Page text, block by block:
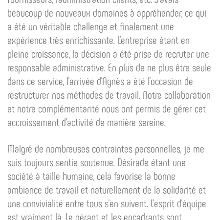
beaucoup de nouveaux domaines à appréhender, ce qui
a été un véritable challenge et finalement une
expérience très enrichissante. L’entreprise étant en
pleine croissance, la décision a été prise de recruter une
responsable administrative. En plus de ne plus être seule
dans ce service, l’arrivée d’Agnès a été l’occasion de
restructurer nos méthodes de travail. Notre collaboration
et notre complémentarité nous ont permis de gérer cet
accroissement d’activité de manière sereine.
Malgré de nombreuses contraintes personnelles, je me
suis toujours sentie soutenue. Désirade étant une
société à taille humaine, cela favorise la bonne
ambiance de travail et naturellement de la solidarité et
une convivialité entre tous s’en suivent. L’esprit d’équipe
est vraiment là. Le gérant et les encadrants sont